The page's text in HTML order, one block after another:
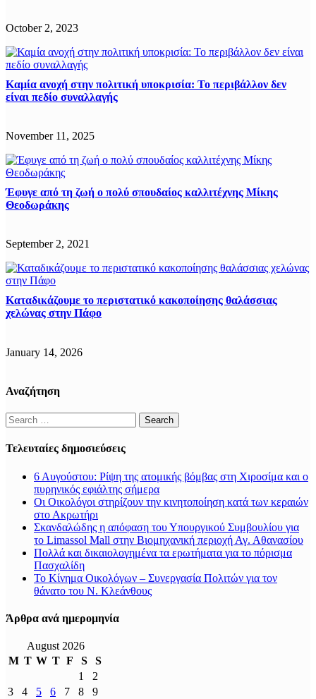
October 2, 2023
Καμία ανοχή στην πολιτική υποκρισία: Το περιβάλλον δεν
είναι πεδίο συναλλαγής
November 11, 2025
Έφυγε από τη ζωή ο πολύ σπουδαίος καλλιτέχνης Μίκης
Θεοδωράκης
September 2, 2021
Καταδικάζουμε το περιστατικό κακοποίησης θαλάσσιας
χελώνας στην Πάφο
January 14, 2026
Αναζήτηση
Search
for:
Τελευταίες δημοσιεύσεις
6 Αυγούστου: Ρίψη της ατομικής βόμβας στη Χιροσίμα και ο
πυρηνικός εφιάλτης σήμερα
Οι Οικολόγοι στηρίζουν την κινητοποίηση κατά των κεραιών
στο Ακρωτήρι
Σκανδαλώδης η απόφαση του Υπουργικού Συμβουλίου για
το Limassol Mall στην Βιομηχανική περιοχή Αγ. Αθανασίου
Πολλά και δικαιολογημένα τα ερωτήματα για το πόρισμα
Πασχαλίδη
Το Κίνημα Οικολόγων – Συνεργασία Πολιτών για τον
θάνατο του Ν. Κλεάνθους
Άρθρα ανά ημερομηνία
August 2026
M T W T F S
S
1
2
3
4 5 6 7 8 9